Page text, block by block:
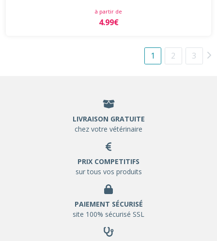
à partir de
4.99€
1 2 3
LIVRAISON GRATUITE
chez votre vétérinaire
PRIX COMPETITIFS
sur tous vos produits
PAIEMENT SÉCURISÉ
site 100% sécurisé SSL